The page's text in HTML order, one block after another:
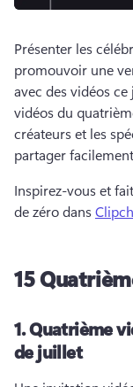
Présenter les
promouvoir une
avec des vidéos ce
vidéos du
créateurs et les
partager
Inspirez-vous et
de zéro dans
15
1.Quatrième
de juillet